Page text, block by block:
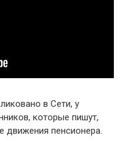
в Сети, у
которые пишут,
движения пенсионера.